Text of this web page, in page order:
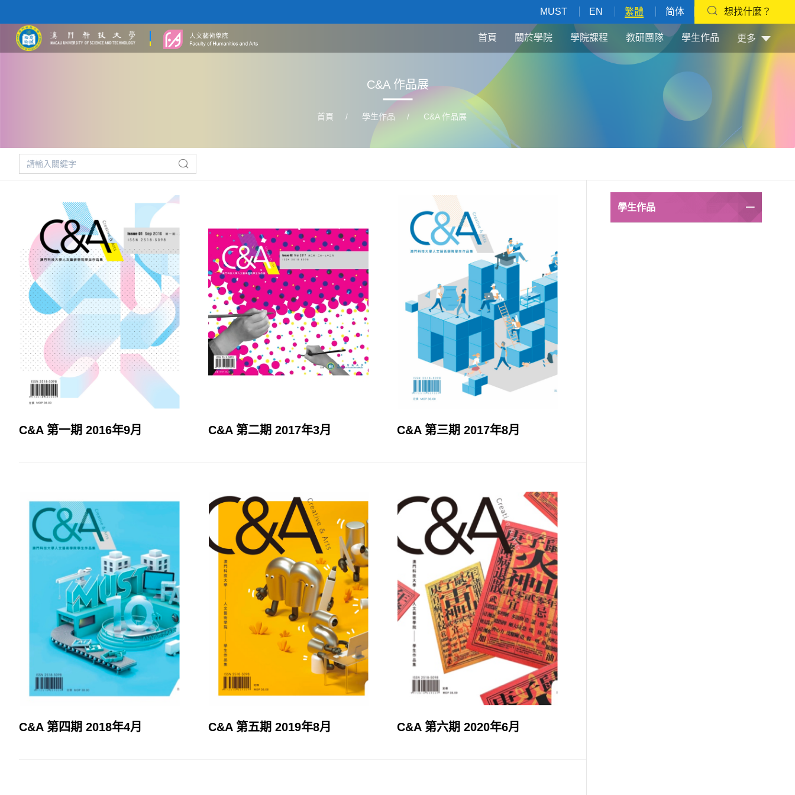
MUST EN 繁體 简体 想找什麼？
首頁 關於學院 學院課程 教研團隊 學生作品 更多
C&A 作品展
首頁 / 學生作品 / C&A 作品展
C&A 第一期 2016年9月 C&A 第二期 2017年3月 C&A 第三期 2017年8月
C&A 第四期 2018年4月 C&A 第五期 2019年8月 C&A 第六期 2020年6月
學生作品